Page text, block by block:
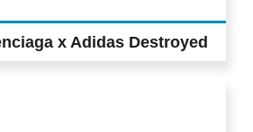
x Adidas Destroyed